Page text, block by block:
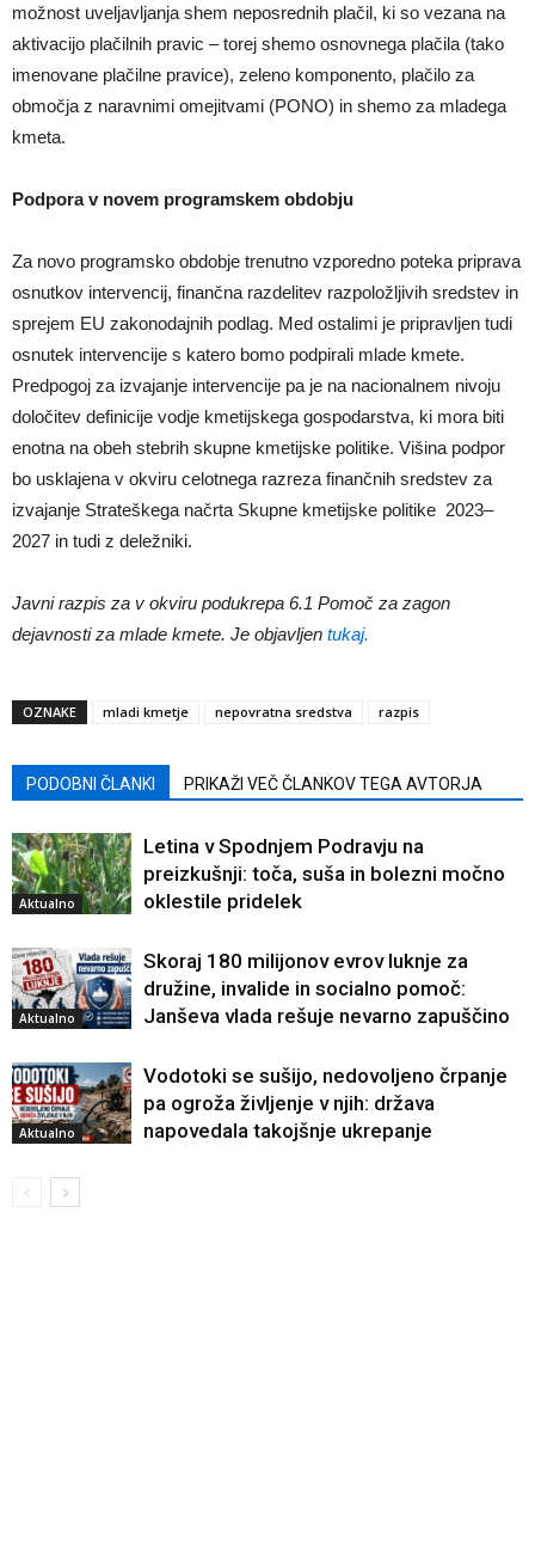
možnost uveljavljanja shem neposrednih plačil, ki so vezana na
aktivacijo plačilnih pravic – torej shemo osnovnega plačila (tako
imenovane plačilne pravice), zeleno komponento, plačilo za
območja z naravnimi omejitvami (PONO) in shemo za mladega
kmeta.
Podpora v novem programskem obdobju
Za novo programsko obdobje trenutno vzporedno poteka priprava
osnutkov intervencij, finančna razdelitev razpoložljivih sredstev in
sprejem EU zakonodajnih podlag. Med ostalimi je pripravljen tudi
osnutek intervencije s katero bomo podpirali mlade kmete.
Predpogoj za izvajanje intervencije pa je na nacionalnem nivoju
določitev definicije vodje kmetijskega gospodarstva, ki mora biti
enotna na obeh stebrih skupne kmetijske politike. Višina podpor
bo usklajena v okviru celotnega razreza finančnih sredstev za
izvajanje Strateškega načrta Skupne kmetijske politike 2023–
2027 in tudi z deležniki.
Javni razpis za v okviru podukrepa 6.1 Pomoč za zagon
dejavnosti za mlade kmete. Je objavljen tukaj.
OZNAKE mladi kmetje nepovratna sredstva razpis
PODOBNI ČLANKI PRIKAŽI VEČ ČLANKOV TEGA AVTORJA
Aktualno
Letina v Spodnjem Podravju na
preizkušnji: toča, suša in bolezni močno
oklestile pridelek
Aktualno
Skoraj 180 milijonov evrov luknje za
družine, invalide in socialno pomoč:
Janševa vlada rešuje nevarno zapuščino
Aktualno
Vodotoki se sušijo, nedovoljeno črpanje
pa ogroža življenje v njih: država
napovedala takojšnje ukrepanje